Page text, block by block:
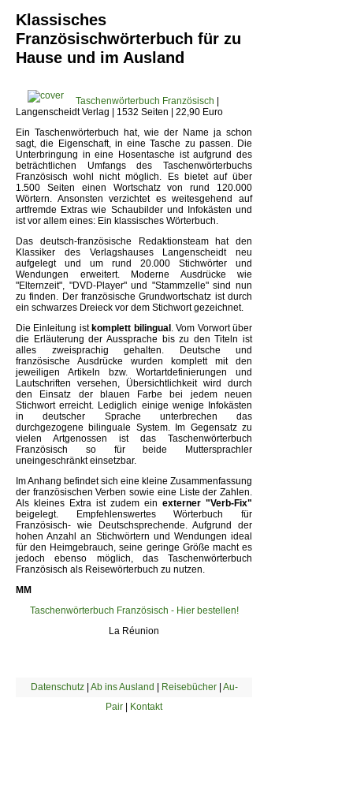
Klassisches
Französischwörterbuch für zu
Hause und im Ausland
Taschenwörterbuch Französisch |
Langenscheidt Verlag | 1532 Seiten | 22,90 Euro
Ein Taschenwörterbuch hat, wie der Name ja schon
sagt, die Eigenschaft, in eine Tasche zu passen. Die
Unterbringung in eine Hosentasche ist aufgrund des
beträchtlichen Umfangs des Taschenwörterbuchs
Französisch wohl nicht möglich. Es bietet auf über
1.500 Seiten einen Wortschatz von rund 120.000
Wörtern. Ansonsten verzichtet es weitesgehend auf
artfremde Extras wie Schaubilder und Infokästen und
ist vor allem eines: Ein klassisches Wörterbuch.
Das deutsch-französische Redaktionsteam hat den
Klassiker des Verlagshauses Langenscheidt neu
aufgelegt und um rund 20.000 Stichwörter und
Wendungen erweitert. Moderne Ausdrücke wie
"Elternzeit", "DVD-Player" und "Stammzelle" sind nun
zu finden. Der französische Grundwortschatz ist durch
ein schwarzes Dreieck vor dem Stichwort gezeichnet.
Die Einleitung istkomplett bilingual. Vom Vorwort über
die Erläuterung der Aussprache bis zu den Titeln ist
alles zweisprachig gehalten. Deutsche und
französische Ausdrücke wurden komplett mit den
jeweiligen Artikeln bzw. Wortartdefinierungen und
Lautschriften versehen, Übersichtlichkeit wird durch
den Einsatz der blauen Farbe bei jedem neuen
Stichwort erreicht. Lediglich einige wenige Infokästen
in deutscher Sprache unterbrechen das
durchgezogene bilinguale System. Im Gegensatz zu
vielen Artgenossen ist das Taschenwörterbuch
Französisch so für beide Muttersprachler
uneingeschränkt einsetzbar.
Im Anhang befindet sich eine kleine Zusammenfassung
der französischen Verben sowie eine Liste der Zahlen.
Als kleines Extra ist zudem ein externer "Verb-Fix"
beigelegt. Empfehlenswertes Wörterbuch für
Französisch- wie Deutschsprechende. Aufgrund der
hohen Anzahl an Stichwörtern und Wendungen ideal
für den Heimgebrauch, seine geringe Größe macht es
jedoch ebenso möglich, das Taschenwörterbuch
Französisch als Reisewörterbuch zu nutzen.
MM
Taschenwörterbuch Französisch - Hier bestellen!
La Réunion
Datenschutz| Ab ins Ausland | Reisebücher| Au-
Pair | Kontakt